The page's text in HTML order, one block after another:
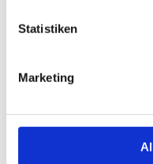
Statistiken
Marketing
Verlass dich auf
Planung bis zur
Den Link zu deinem